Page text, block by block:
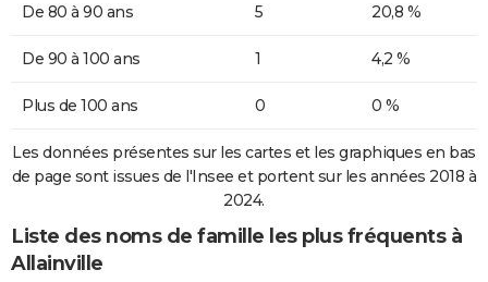
De 80 à 90 ans 5 20,8 %
De 90 à 100 ans 1 4,2 %
Plus de 100 ans 0 0 %
Les données présentes sur les cartes et les graphiques en bas
de page sont issues de l'Insee et portent sur les années 2018 à
2024.
Liste des noms de famille les plus fréquents à
Allainville